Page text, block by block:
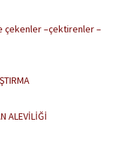
çekenler –çektirenler –
ALEVİLİĞİ